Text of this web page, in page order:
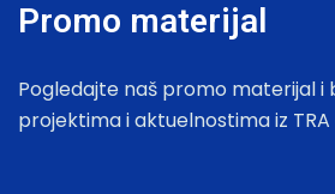
Promo materijal
Pogledajte naš promo materijal i
projektima i aktuelnostima iz TRA